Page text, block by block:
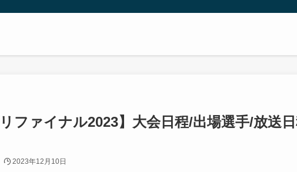
ファイナル2023】大会日程/出場選手/放送
2023年12月10日